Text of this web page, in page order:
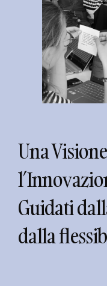
Una
Guidati
dalla